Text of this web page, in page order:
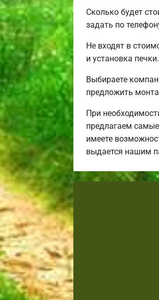
Сколько будет
задать по
Не входят в
и установка печки.
Выбираете
предложить
При
предлагаем
имеете
выдается нашим